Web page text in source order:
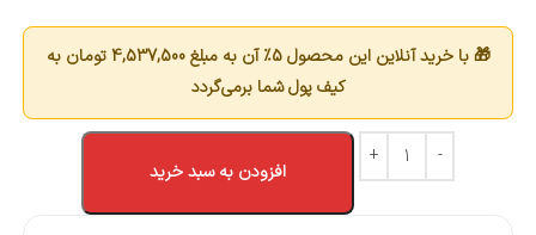
🎁 با خرید آنلاین این محصول 5٪ آن به مبلغ 4,537,500تومان به
کیف پول شما برمی‌گردد
افزودن به سبد خرید